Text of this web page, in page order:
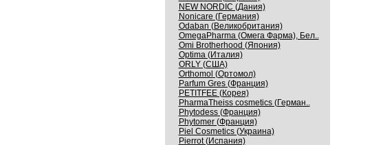
NEW NORDIC (Дания)
Nonicare (Германия)
Odaban (Великобритания)
OmegaPharma (Омега Фарма), Бел..
Omi Brotherhood (Япония)
Optima (Италия)
ORLY (США)
Orthomol (Ортомол)
Parfum Gres (Франция)
PETITFEE (Корея)
PharmaTheiss cosmetics (Герман..
Phytodess (Франция)
Phytomer (Франция)
Piel Cosmetics (Украина)
Pierrot (Испания)